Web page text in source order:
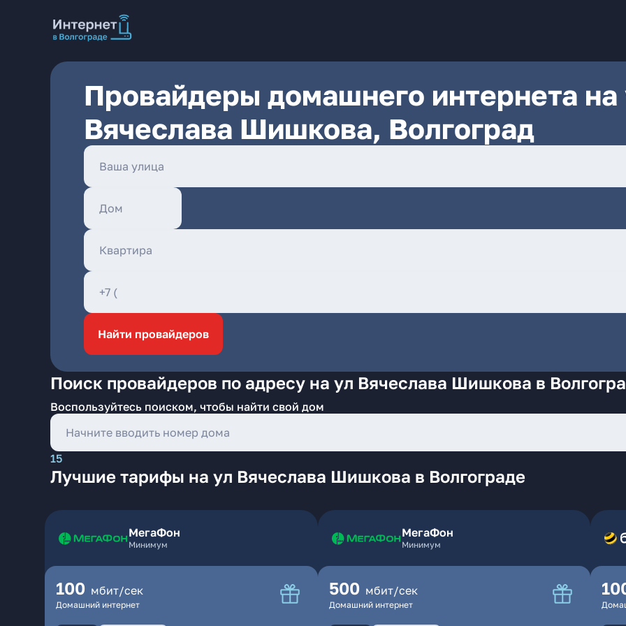
Провайдеры домашнего интернета на
Вячеслава Шишкова, Волгоград
Найти провайдеров
Поиск провайдеров по адресу на ул Вячеслава Шишкова в
Воспользуйтесь поиском, чтобы найти свой дом
15
Лучшие тарифы на ул Вячеслава Шишкова в Волгограде
МегаФон
Минимум
100 мбит/сек
Домашний интернет
МегаФон
Минимум
500 мбит/сек
Домашний интернет